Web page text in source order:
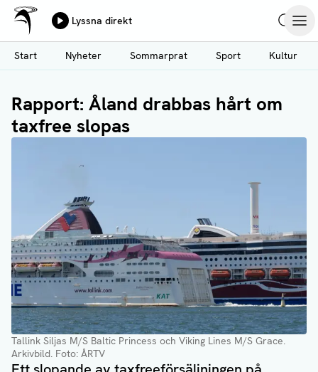
Hoppa
till
huvudinnehåll
Ålands Radio & TV
Lyssna direkt
Start
Nyheter Sommarprat Sport Kultur
Rapport: Åland drabbas hårt om
taxfree slopas
Tallink Siljas M/S Baltic Princess och Viking Lines M/S Grace.
Arkivbild. Foto: ÅRTV